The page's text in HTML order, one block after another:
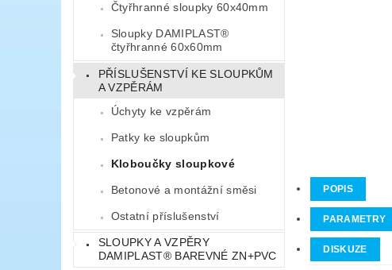
Čtyřhranné sloupky 60x40mm
Sloupky DAMIPLAST®
čtyřhranné 60x60mm
PŘÍSLUŠENSTVÍ KE SLOUPKŮM
A VZPĚRÁM
Úchyty ke vzpěrám
Patky ke sloupkům
Kloboučky sloupkové
Betonové a montážní směsi
Ostatní příslušenství
SLOUPKY A VZPĚRY
DAMIPLAST® BAREVNÉ ZN+PVC
POPIS
PARAMETRY
DISKUZE